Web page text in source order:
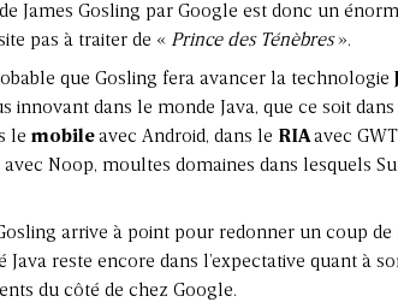
James Gosling par Google est donc un
pas à traiter de « Prince des Ténèbres».
que Gosling fera avancer la technologie
innovant dans le monde Java, que ce soit dans
le mobileavec Android, dans le RIAavec
avec Noop, moultes domaines dans lesquels
arrive à point pour redonner un coup
Java reste encore dans l’expectative quant à
du côté de chez Google.